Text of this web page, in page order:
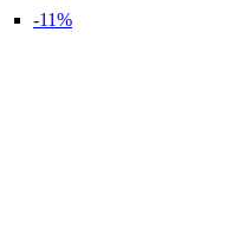
-11%